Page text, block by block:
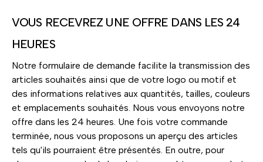
VOUS RECEVREZ UNE OFFRE DANS LES 24
HEURES
Notre formulaire de demande facilite la transmission des
articles souhaités ainsi que de votre logo ou motif et
des informations relatives aux quantités, tailles, couleurs
et emplacements souhaités. Nous vous envoyons notre
offre dans les 24 heures. Une fois votre commande
terminée, nous vous proposons un aperçu des articles
tels qu'ils pourraient être présentés. En outre, pour